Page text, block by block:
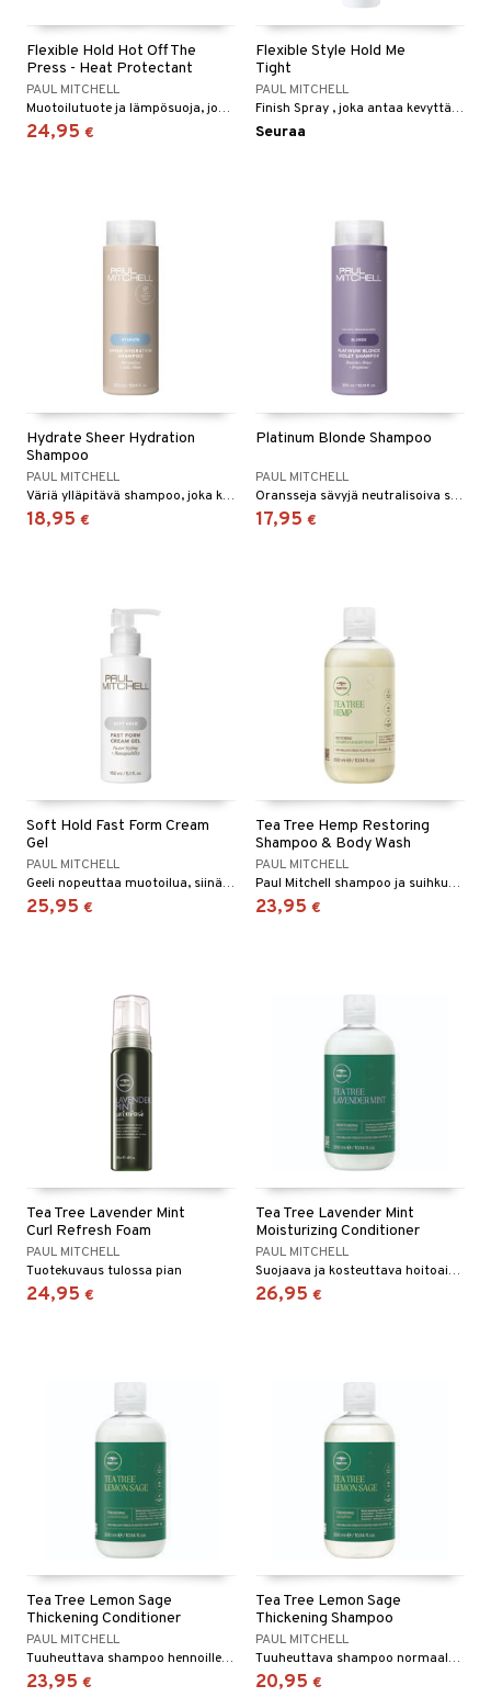
Flexible Hold Hot Off The
Press - Heat Protectant
PAUL MITCHELL
Muotoilutuote ja lämpösuoja, joka suojaa hiuksia korkeissa lämpötiloissa ja suojaa vaurioitunutta hiusta.
24,95 €
Flexible Style Hold Me
Tight
PAUL MITCHELL
Finish Spray , joka antaa kevyttä tukea, joka kestää pitkään.
Seuraa
Hydrate Sheer Hydration
Shampoo
PAUL MITCHELL
Väriä ylläpitävä shampoo, joka kosteuttaa ja elvyttää hiusta ennaltaehkäisten vaurioita.
18,95 €
Platinum Blonde Shampoo
PAUL MITCHELL
Oransseja sävyjä neutralisoiva shampoo luonnollisen vaaleille ja vaalennetuille hiuksille.
17,95 €
Soft Hold Fast Form Cream
Gel
PAUL MITCHELL
Geeli nopeuttaa muotoilua, siinä on uskomaton pito ja se antaa tervettä kiiltoa.
25,95 €
Tea Tree Hemp Restoring
Shampoo & Body Wash
PAUL MITCHELL
Paul Mitchell shampoo ja suihkugeeli
23,95 €
Tea Tree Lavender Mint
Curl Refresh Foam
PAUL MITCHELL
Tuotekuvaus tulossa pian
24,95 €
Tea Tree Lavender Mint
Moisturizing Conditioner
PAUL MITCHELL
Suojaava ja kosteuttava hoitoaine sisältää rauhoittavaa laventelia, minttua ja tea tree oilia.
26,95 €
Tea Tree Lemon Sage
Thickening Conditioner
PAUL MITCHELL
Tuuheuttava shampoo hennoille ja normaaleille hiuksille.
23,95 €
Tea Tree Lemon Sage
Thickening Shampoo
PAUL MITCHELL
Tuuheuttava shampoo normaaleille ja hennoille hiuksille.
20,95 €